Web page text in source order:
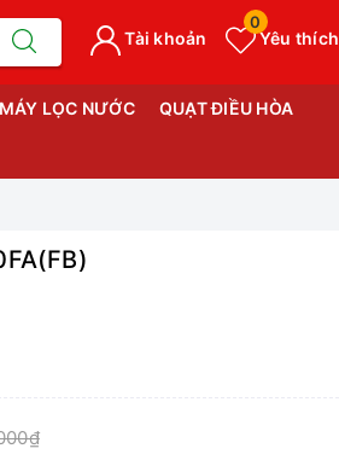
Yêu thích
0
Tài khoản
MÁY LỌC NƯỚC QUẠT ĐIỀU HÒA